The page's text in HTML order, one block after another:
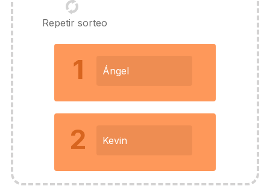
Repetir sorteo
1 Ángel
2 Kevin